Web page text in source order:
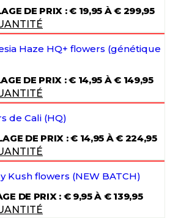
DE PRIX : € 19,95 À € 299,95
Haze HQ+ flowers (génétique
DE PRIX : € 14,95 À € 149,95
de Cali (HQ)
DE PRIX : € 14,95 À € 224,95
Kush flowers (NEW BATCH)
DE PRIX : € 9,95 À € 139,95